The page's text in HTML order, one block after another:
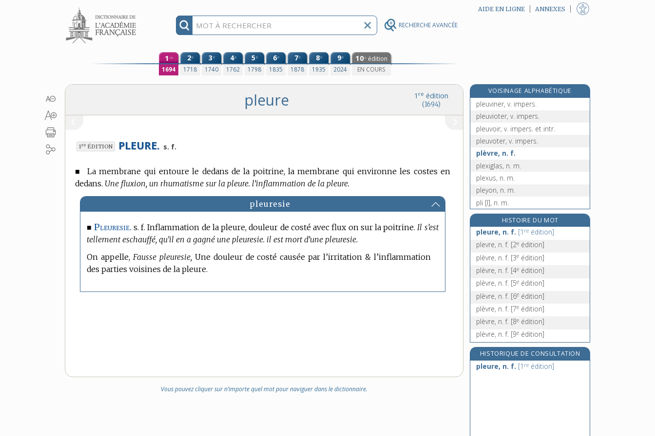
RECHERCHE AVANCÉE
Aller au contenu AIDE EN LIGNE ANNEXES
1 re
1694
2e
1718
3e
1740
4e
1762
5e
1798
6e
1835
7e
1878
8e
1935
9e
2024
10e édition
EN COURS
1 re édition
(1694)
pleure
1re ÉDITION PLEURE. s. f.
■La membrane qui entoure le dedans de la poitrine, la membrane qui environne les costes en
dedans. Une fluxion, un rhumatisme sur la pleure. l’inflammation de la pleure.
pleuresie
■ Pleuresie. s. f. Inflammation de la pleure, douleur de costé avec flux on sur la poitrine.Il s’est
tellement eschauffé, qu’il en a gagné une pleuresie. il est mort d’une pleuresie.
On appelle, Fausse pleuresie, Une douleur de costé causée par l’irritation & l’inflammation
des parties voisines de la pleure.
Vous pouvez cliquer sur n’importe quel mot pour naviguer dans le dictionnaire.
VOISINAGE ALPHABÉTIQUE
pleuvasser, v. impers.
pleuviner, v. impers.
pleuvioter, v. impers.
pleuvoir, v. impers. et intr.
pleuvoter, v. impers.
plèvre, n. f.
plexiglas, n. m.
plexus, n. m.
pleyon, n. m.
pli [I], n. m.
pli [II], n. m.
pliable, adj.
pliant, -ante, adj.
plica, n. m.
[7 édition]
HISTOIRE DU MOT
pleure, n. f. [1 re édition]
plevre, n. f. [2e édition]
plèvre, n. f. [3e édition]
plèvre, n. f. [4e édition]
plèvre, n. f. [5e édition]
plèvre, n. f. [6e édition]
plèvre, n. f. [7e édition]
plèvre, n. f. [8e édition]
plèvre, n. f. [9e édition]
HISTORIQUE DE CONSULTATION
pleure, n. f. [1 re édition]